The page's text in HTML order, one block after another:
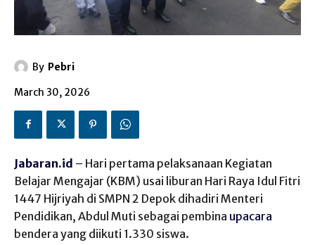
By Pebri
March 30, 2026
Jabaran.id – Hari pertama pelaksanaan Kegiatan
Belajar Mengajar (KBM) usai liburan Hari Raya Idul Fitri
1447 Hijriyah di SMPN 2 Depok dihadiri Menteri
Pendidikan, Abdul Muti sebagai pembina upacara
bendera yang diikuti 1.330 siswa.